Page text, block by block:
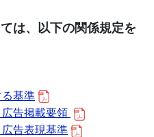
は、以下の関係規定を
基準
告掲載要領
告表現基準